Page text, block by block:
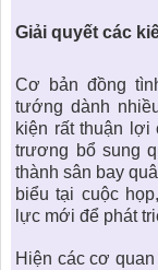
Giải quyết các
Cơ bản đồng
tướng dành
kiện rất thuận lợi
trương bổ sung
thành sân bay
biểu tại cuộc
lực mới để phát
Hiện các cơ